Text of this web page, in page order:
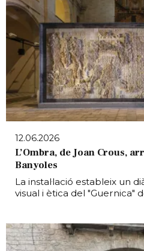
12.06.2026
L’Ombra, de Joan Crous,
Banyoles
La instal·lació estableix un
visual i ètica del "Guernica"